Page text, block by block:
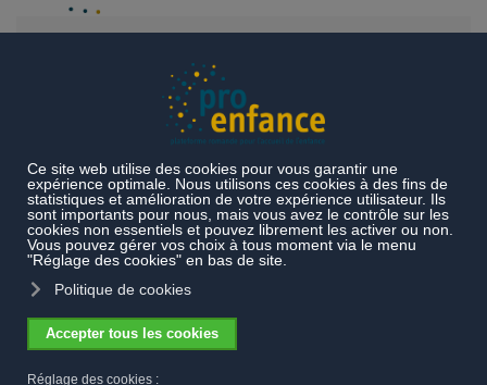
Formation continue à Sierre sur le thème du jeu
Formation continue à Sierre sur le
thème du jeu
pro enfance,
membres valaisans de son Conseil